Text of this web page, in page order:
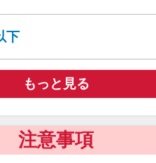
下
もっと見る
注意事項